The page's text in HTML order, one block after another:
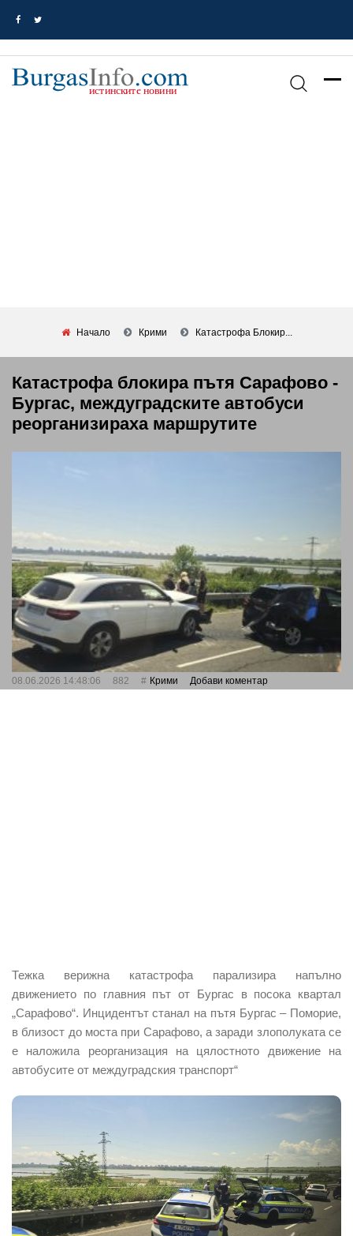
Начало Крими Катастрофа Блокир...
Катастрофа блокира пътя Сарафово -
Бургас, междуградските автобуси
реорганизираха маршрутите
08.06.2026 14:48:06 882 Крими Добави коментар
Тежка верижна катастрофа парализира напълно
движението по главния път от Бургас в посока квартал
„Сарафово“. Инцидентът станал на пътя Бургас – Поморие,
в близост до моста при Сарафово, а заради злополуката се
е наложила реорганизация на цялостното движение на
автобусите от междуградския транспорт“